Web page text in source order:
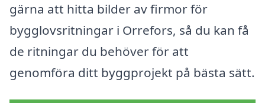
gärna att hitta bilder av firmor för
bygglovsritningar i Orrefors, så du kan få
de ritningar du behöver för att
genomföra ditt byggprojekt på bästa sätt.